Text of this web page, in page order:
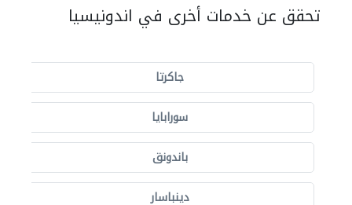
تحقق عن خدمات أخرى في اندونيسيا
جاكرتا
سورابايا
باندونق
دينباسار